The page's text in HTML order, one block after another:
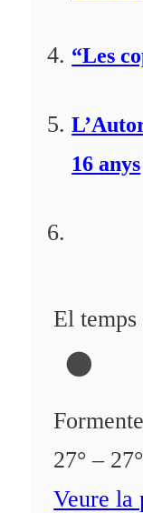
“Les
16 anys
El temps
27° – 27°
Veure la